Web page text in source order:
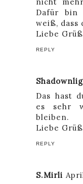
Dafür bin
weiß, dass
Liebe
REPLY
Das hast
es sehr
bleiben.
Liebe
REPLY
S.Mirli